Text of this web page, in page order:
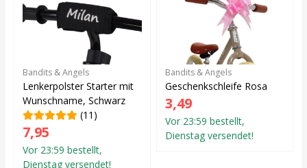
Bandits & Angels
Lenkerpolster Starter mit
Wunschname, Schwarz
(11)
7,95
Vor 23:59 bestellt,
Dienstag versendet!
Bandits & Angels
Geschenkschleife Rosa
3,49
Vor 23:59 bestellt,
Dienstag versendet!